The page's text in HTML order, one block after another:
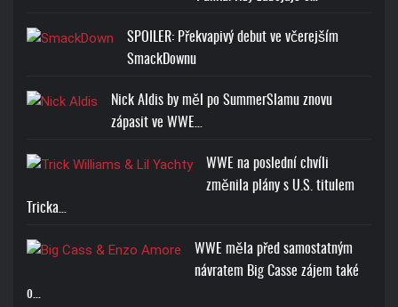
SPOILER: Překvapivý debut ve včerejším
SmackDownu
Nick Aldis by měl po SummerSlamu znovu
zápasit ve WWE…
WWE na poslední chvíli
změnila plány s U.S. titulem
Tricka…
WWE měla před samostatným
návratem Big Casse zájem také
o…